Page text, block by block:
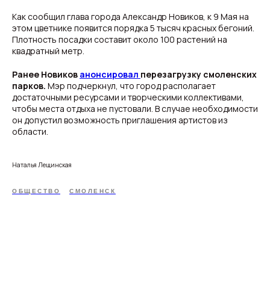
Как сообщил глава города Александр Новиков, к 9 Мая на
этом цветнике появится порядка 5 тысяч красных бегоний.
Плотность посадки составит около 100 растений на
квадратный метр.
Ранее Новиков анонсировал перезагрузку смоленских
парков. Мэр подчеркнул, что город располагает
достаточными ресурсами и творческими коллективами,
чтобы места отдыха не пустовали. В случае необходимости
он допустил возможность приглашения артистов из
области.
Наталья Лещинская
ОБЩЕСТВО СМОЛЕНСК